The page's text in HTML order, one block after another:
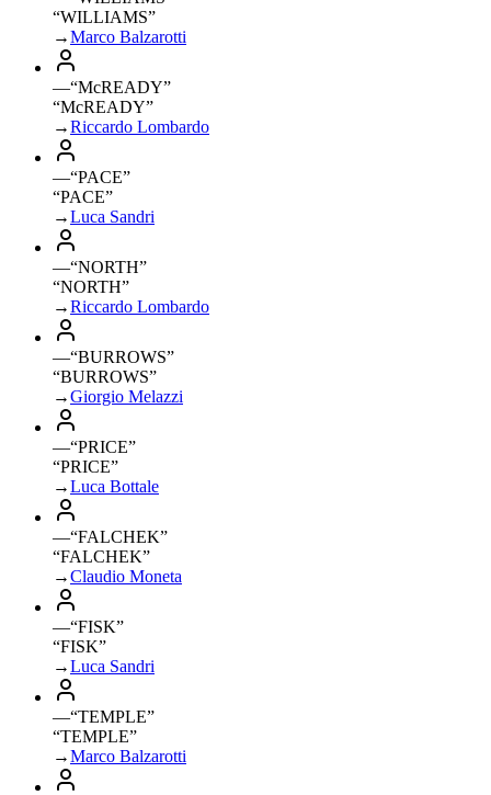
“WILLIAMS”
→Marco Balzarotti
—“McREADY”
“McREADY”
→Riccardo Lombardo
—“PACE”
“PACE”
→Luca Sandri
—“NORTH”
“NORTH”
→Riccardo Lombardo
—“BURROWS”
“BURROWS”
→Giorgio Melazzi
—“PRICE”
“PRICE”
→Luca Bottale
—“FALCHEK”
“FALCHEK”
→Claudio Moneta
—“FISK”
“FISK”
→Luca Sandri
—“TEMPLE”
“TEMPLE”
→Marco Balzarotti